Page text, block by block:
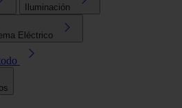
Iluminación
Eléctrico